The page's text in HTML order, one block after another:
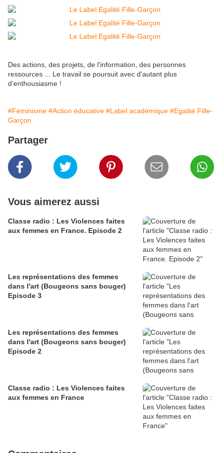
Des actions, des projets, de l'information, des personnes
ressources ... Le travail se poursuit avec d'autant plus
d'enthousiasme !
#Féminisme #Action éducative #Label académique #Egalité Fille-
Garçon
Partager
Vous aimerez aussi
Classe radio : Les Violences faites
aux femmes en France. Episode 2
Les représentations des femmes
dans l'art (Bougeons sans bouger)
Episode 3
Les représentations des femmes
dans l'art (Bougeons sans bouger)
Episode 2
Classe radio : Les Violences faites
aux femmes en France